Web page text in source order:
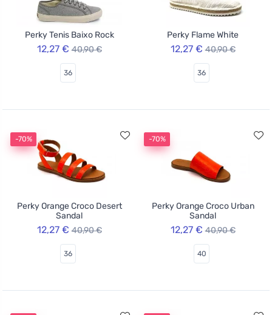
Perky Tenis Baixo Rock
12,27 € 40,90 €
36
Perky Flame White
12,27 € 40,90 €
36
-70%
Perky Orange Croco Desert
Sandal
12,27 € 40,90 €
36
-70%
Perky Orange Croco Urban
Sandal
12,27 € 40,90 €
40